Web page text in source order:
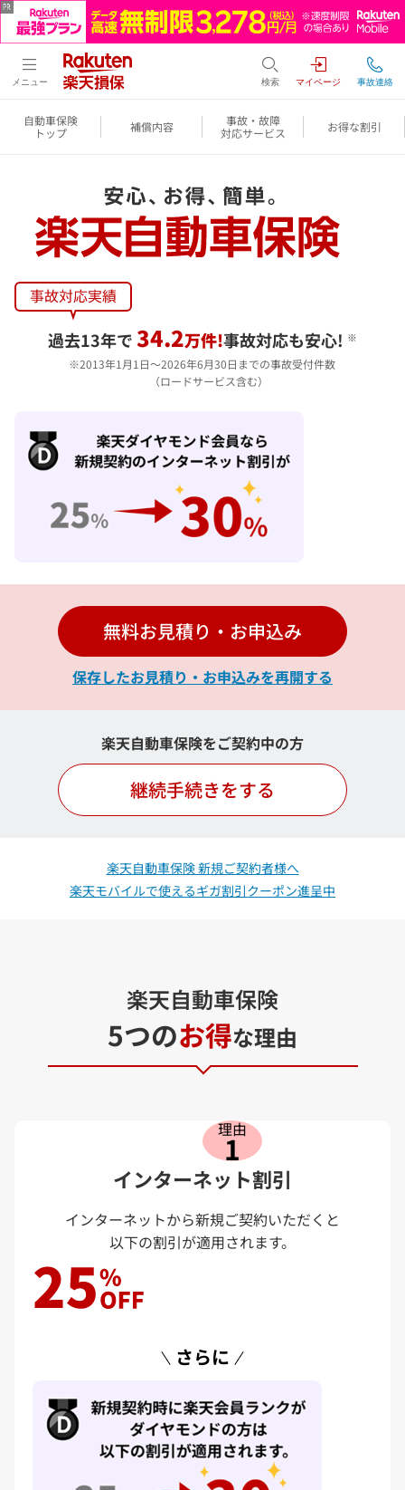
メニュー 検索 マイページ 事故連絡
自動車保険
トップ
補償内容
事故・故障
対応サービス
お得な割引
過去13年で34.2万件!事故対応も安心! ※
2013年1月1日～2026年6月30日までの事故受付件数
（ロードサービス含む）
無料お見積り・お申込み
保存したお見積り・お申込みを再開する
楽天自動車保険をご契約中の方
継続手続きをする
楽天自動車保険 新規ご契約者様へ
楽天モバイルで使えるギガ割引クーポン進呈中
楽天自動車保険
5つのお得な理由
理由
1
インターネット割引
インターネットから新規ご契約いただくと
以下の割引が適用されます。
さらに